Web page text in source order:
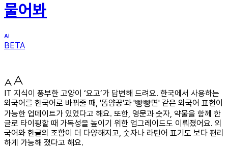
물어봐
BETA
IT 지식이 풍부한 고양이 ‘요고’가 답변해 드려요. 한국에서 사용하는
외국어를 한국어로 바꿔줄 때, '똠얌꿍'과 '뺭뺭면' 같은 외국어 표현이
가능한 업데이트가 있었다고 해요. 또한, 영문과 숫자, 약물을 함께 한
글로 타이핑할 때 가독성을 높이기 위한 업그레이드도 이뤄졌어요. 외
국어와 한글의 조합이 더 다양해지고, 숫자나 라틴어 표기도 보다 편리
하게 가능해 졌다고 해요.